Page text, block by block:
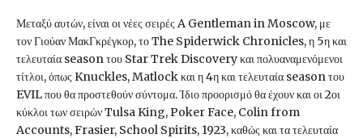
Μεταξύ αυτών, είναι οι νέες σειρές A Gentleman in Moscow, με
τον Γιούαν ΜακΓκρέγκορ, το The Spiderwick Chronicles, η 5η και
τελευταία season του Star Trek Discovery και πολυαναμενόμενοι
τίτλοι, όπως Knuckles, Matlock και η 4η και τελευταία season του
EVIL που θα προστεθούν σύντομα. Ίδιο προορισμό θα έχουν και οι 2οι
κύκλοι των σειρών Tulsa King, Poker Face, Colin from
Accounts, Frasier, School Spirits, 1923, καθώς και τα τελευταία